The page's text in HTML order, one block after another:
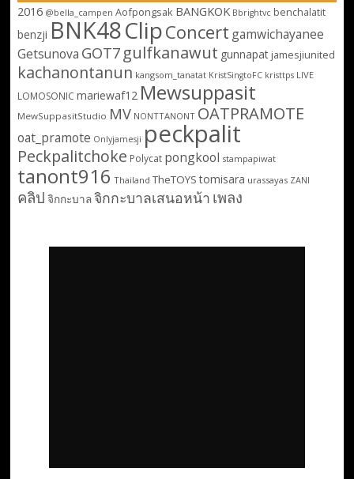
2016 @bella_campen Aofpongsak BANGKOK Bbrightvc benchalatit
benzji BNK48ClipConcert gamwichayanee
Getsunova GOT7 gulfkanawut gunnapat jamesjiunited
kachanontanun kangsom_tanatat KristSingtoFC kristtps LIVE
LOMOSONIC mariewaf12 Mewsuppasit
MewSuppasitStudio MV NONTTANONT OATPRAMOTE
oat_pramote Onlyjamesji peckpalit
Peckpalitchoke Polycat pongkool stampapiwat
tanont916 Thailand TheTOYS tomisara urassayas ZANI
คลิป จิกกะบาลจิกกะบาลเสนอหน้า เพลง